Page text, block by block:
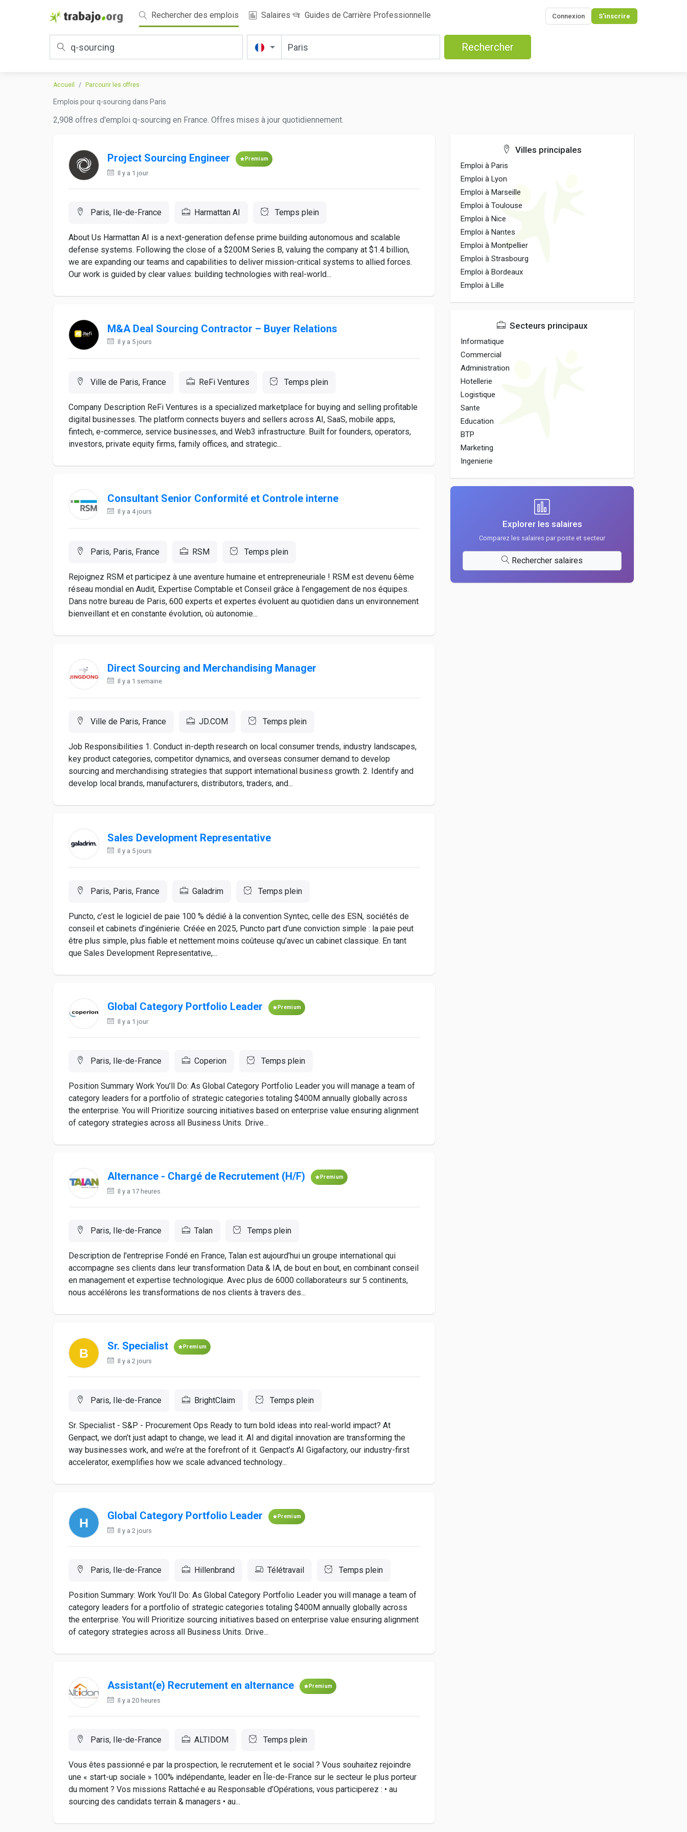
Rechercher des emplois Salaires Guides de Carrière Professionnelle Connexion S'inscrire
Rechercher
Accueil Parcourir les offres
Emplois pour q-sourcing dans Paris
2,908 offres d'emploi q-sourcing en France. Offres mises à jour quotidiennement.
Project Sourcing Engineer Premium
Il y a 1 jour
Paris, Ile-de-France Harmattan AI Temps plein
About Us Harmattan AI is a next-generation defense prime building autonomous and scalable
defense systems. Following the close of a $200M Series B, valuing the company at $1.4 billion,
we are expanding our teams and capabilities to deliver mission-critical systems to allied forces.
Our work is guided by clear values: building technologies with real-world...
M&A Deal Sourcing Contractor – Buyer Relations
Il y a 5 jours
Ville de Paris, France ReFi Ventures Temps plein
Company Description ReFi Ventures is a specialized marketplace for buying and selling profitable
digital businesses. The platform connects buyers and sellers across AI, SaaS, mobile apps,
fintech, e-commerce, service businesses, and Web3 infrastructure. Built for founders, operators,
investors, private equity firms, family offices, and strategic...
Consultant Senior Conformité et Controle interne
Il y a 4 jours
Paris, Paris, France RSM Temps plein
Rejoignez RSM et participez à une aventure humaine et entrepreneuriale ! RSM est devenu 6ème
réseau mondial en Audit, Expertise Comptable et Conseil grâce à l’engagement de nos équipes.
Dans notre bureau de Paris, 600 experts et expertes évoluent au quotidien dans un environnement
bienveillant et en constante évolution, où autonomie...
Direct Sourcing and Merchandising Manager
Il y a 1 semaine
Ville de Paris, France JD.COM Temps plein
Job Responsibilities 1. Conduct in-depth research on local consumer trends, industry landscapes,
key product categories, competitor dynamics, and overseas consumer demand to develop
sourcing and merchandising strategies that support international business growth. 2. Identify and
develop local brands, manufacturers, distributors, traders, and...
Sales Development Representative
Il y a 5 jours
Paris, Paris, France Galadrim Temps plein
Puncto, c’est le logiciel de paie 100 % dédié à la convention Syntec, celle des ESN, sociétés de
conseil et cabinets d’ingénierie. Créée en 2025, Puncto part d’une conviction simple : la paie peut
être plus simple, plus fiable et nettement moins coûteuse qu’avec un cabinet classique. En tant
que Sales Development Representative,...
Global Category Portfolio Leader Premium
Il y a 1 jour
Paris, Ile-de-France Coperion Temps plein
Position Summary Work You’ll Do: As Global Category Portfolio Leader you will manage a team of
category leaders for a portfolio of strategic categories totaling $400M annually globally across
the enterprise. You will Prioritize sourcing initiatives based on enterprise value ensuring alignment
of category strategies across all Business Units. Drive...
Alternance - Chargé de Recrutement (H/F) Premium
Il y a 17 heures
Paris, Ile-de-France Talan Temps plein
Description de l'entreprise Fondé en France, Talan est aujourd’hui un groupe international qui
accompagne ses clients dans leur transformation Data & IA, de bout en bout, en combinant conseil
en management et expertise technologique. Avec plus de 6000 collaborateurs sur 5 continents,
nous accélérons les transformations de nos clients à travers des...
Sr. Specialist Premium
Il y a 2 jours
Paris, Ile-de-France BrightClaim Temps plein
Sr. Specialist - S&P - Procurement Ops Ready to turn bold ideas into real-world impact? At
Genpact, we don’t just adapt to change, we lead it. AI and digital innovation are transforming the
way businesses work, and we’re at the forefront of it. Genpact’s AI Gigafactory, our industry-first
accelerator, exemplifies how we scale advanced technology...
Global Category Portfolio Leader Premium
Il y a 2 jours
Paris, Ile-de-France Hillenbrand Télétravail Temps plein
Position Summary: Work You’ll Do: As Global Category Portfolio Leader you will manage a team of
category leaders for a portfolio of strategic categories totaling $400M annually globally across
the enterprise. You will Prioritize sourcing initiatives based on enterprise value ensuring alignment
of category strategies across all Business Units. Drive...
Assistant(e) Recrutement en alternance Premium
Il y a 20 heures
Paris, Ile-de-France ALTIDOM Temps plein
Vous êtes passionné·e par la prospection, le recrutement et le social ? Vous souhaitez rejoindre
une « start-up sociale » 100% indépendante, leader en Île-de-France sur le secteur le plus porteur
du moment ? Vos missions Rattaché·e au Responsable d’Opérations, vous participerez : • au
sourcing des candidats terrain & managers • au...
Villes principales
Emploi à Paris
Emploi à Lyon
Emploi à Marseille
Emploi à Toulouse
Emploi à Nice
Emploi à Nantes
Emploi à Montpellier
Emploi à Strasbourg
Emploi à Bordeaux
Emploi à Lille
Secteurs principaux
Informatique
Commercial
Administration
Hotellerie
Logistique
Sante
Education
BTP
Marketing
Ingenierie
Explorer les salaires
Comparez les salaires par poste et secteur
Rechercher salaires